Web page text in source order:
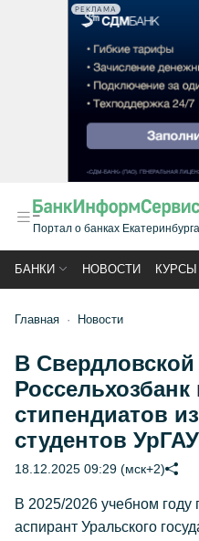
РЕКЛАМА
Портал о банках Екатеринбурга
БАНКИ НОВОСТИ
Главная Новости
В Свердловской
стипендиатов
студентов УрГАУ
18.12.2025 09:29 (мск+2)
В 2025/2026 учебном году
аспирант Уральского